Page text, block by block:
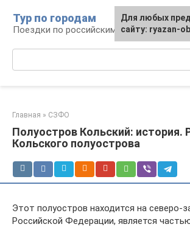
контенту
Тур по городам
Поездки по российским городам
Главная » СЗФО
Полуостров Кольский: история.
Кольского полуострова
Этот полуостров находится на северо-
Российской Федерации, является
Для любых
сайту: ryazan-